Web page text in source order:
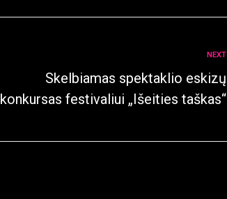
NEXT
Skelbiamas spektaklio eskizų
konkursas festivaliui „Išeities taškas“